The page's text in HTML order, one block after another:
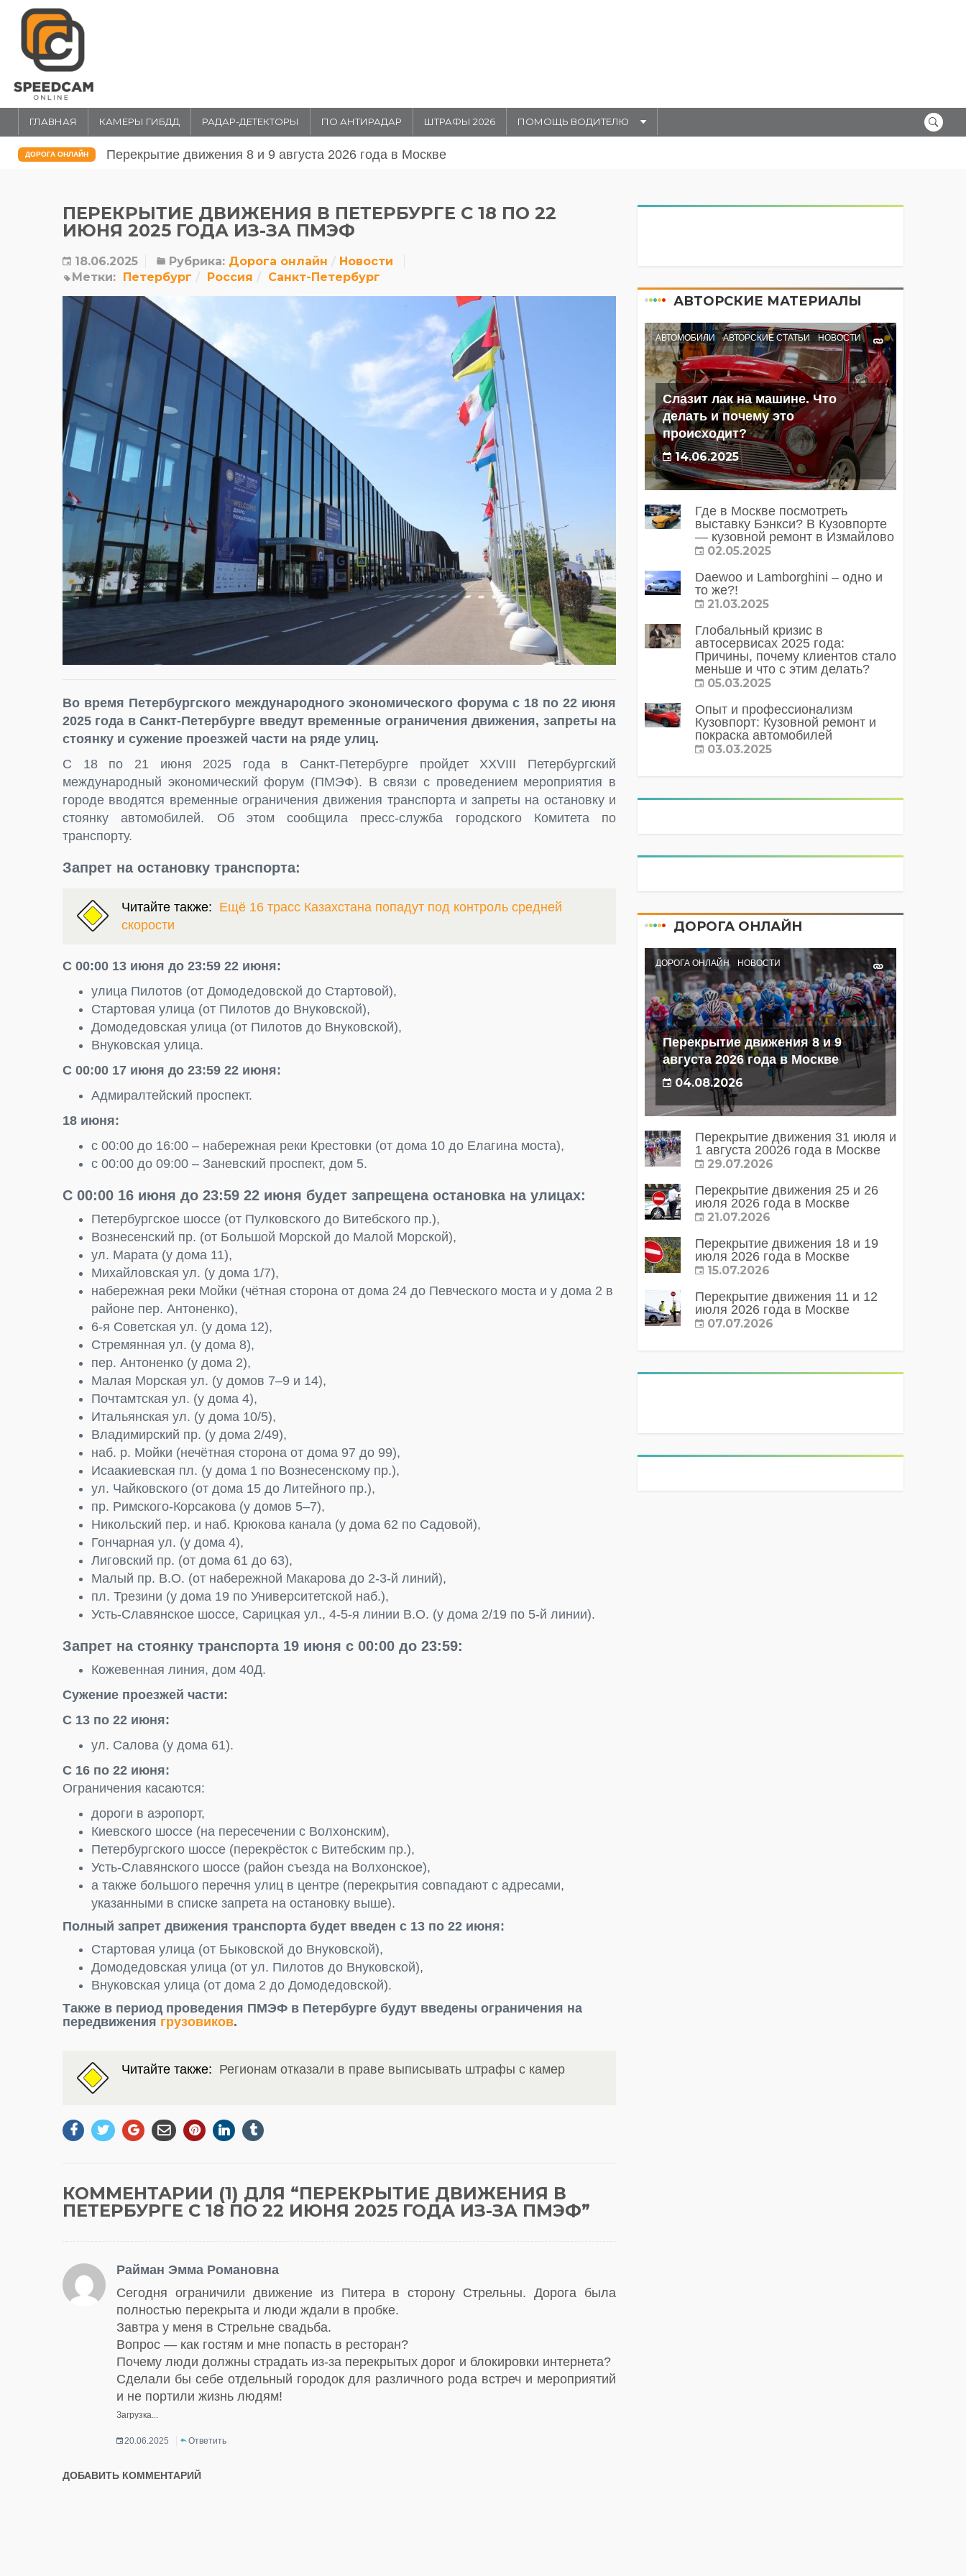
ГЛАВНАЯ КАМЕРЫ ГИБДД РАДАР-ДЕТЕКТОРЫ ПО АНТИРАДАР ШТРАФЫ 2026 ПОМОЩЬ ВОДИТЕЛЮ
ДОРОГА ОНЛАЙН Перекрытие движения 31 июля и 1 августа 20026 года в Москве
ПЕРЕКРЫТИЕ ДВИЖЕНИЯ В ПЕТЕРБУРГЕ С 18 ПО 22
ИЮНЯ 2025 ГОДА ИЗ-ЗА ПМЭФ
18.06.2025 Рубрика: Дорога онлайн
Новости
Метки: Петербург Россия Санкт-Петербург
Во время Петербургского международного экономического форума с 18 по 22 июня
2025 года в Санкт-Петербурге введут временные ограничения движения, запреты на
стоянку и сужение проезжей части на ряде улиц.
С 18 по 21 июня 2025 года в Санкт-Петербурге пройдет XXVIII Петербургский
международный экономический форум (ПМЭФ). В связи с проведением мероприятия в
городе вводятся временные ограничения движения транспорта и запреты на остановку и
стоянку автомобилей. Об этом сообщила пресс-служба городского Комитета по
транспорту.
Запрет на остановку транспорта:
Читайте также: Ещё 16 трасс Казахстана попадут под контроль средней
скорости
С 00:00 13 июня до 23:59 22 июня:
улица Пилотов (от Домодедовской до Стартовой),
Стартовая улица (от Пилотов до Внуковской),
Домодедовская улица (от Пилотов до Внуковской),
Внуковская улица.
С 00:00 17 июня до 23:59 22 июня:
Адмиралтейский проспект.
18 июня:
с 00:00 до 16:00 – набережная реки Крестовки (от дома 10 до Елагина моста),
с 00:00 до 09:00 – Заневский проспект, дом 5.
С 00:00 16 июня до 23:59 22 июня будет запрещена остановка на улицах:
Петербургское шоссе (от Пулковского до Витебского пр.),
Вознесенский пр. (от Большой Морской до Малой Морской),
ул. Марата (у дома 11),
Михайловская ул. (у дома 1/7),
набережная реки Мойки (чётная сторона от дома 24 до Певческого моста и у дома 2 в
районе пер. Антоненко),
6-я Советская ул. (у дома 12),
Стремянная ул. (у дома 8),
пер. Антоненко (у дома 2),
Малая Морская ул. (у домов 7–9 и 14),
Почтамтская ул. (у дома 4),
Итальянская ул. (у дома 10/5),
Владимирский пр. (у дома 2/49),
наб. р. Мойки (нечётная сторона от дома 97 до 99),
Исаакиевская пл. (у дома 1 по Вознесенскому пр.),
ул. Чайковского (от дома 15 до Литейного пр.),
пр. Римского-Корсакова (у домов 5–7),
Никольский пер. и наб. Крюкова канала (у дома 62 по Садовой),
Гончарная ул. (у дома 4),
Лиговский пр. (от дома 61 до 63),
Малый пр. В.О. (от набережной Макарова до 2-3-й линий),
пл. Трезини (у дома 19 по Университетской наб.),
Усть-Славянское шоссе, Сарицкая ул., 4-5-я линии В.О. (у дома 2/19 по 5-й линии).
Запрет на стоянку транспорта 19 июня с 00:00 до 23:59:
Кожевенная линия, дом 40Д.
Сужение проезжей части:
С 13 по 22 июня:
ул. Салова (у дома 61).
С 16 по 22 июня:
Ограничения касаются:
дороги в аэропорт,
Киевского шоссе (на пересечении с Волхонским),
Петербургского шоссе (перекрёсток с Витебским пр.),
Усть-Славянского шоссе (район съезда на Волхонское),
а также большого перечня улиц в центре (перекрытия совпадают с адресами,
указанными в списке запрета на остановку выше).
Полный запрет движения транспорта будет введен с 13 по 22 июня:
Стартовая улица (от Быковской до Внуковской),
Домодедовская улица (от ул. Пилотов до Внуковской),
Внуковская улица (от дома 2 до Домодедовской).
Также в период проведения ПМЭФ в Петербурге будут введены ограничения на
передвижения грузовиков.
Читайте также: Регионам отказали в праве выписывать штрафы с камер
КОММЕНТАРИИ (1) ДЛЯ “ПЕРЕКРЫТИЕ ДВИЖЕНИЯ В
ПЕТЕРБУРГЕ С 18 ПО 22 ИЮНЯ 2025 ГОДА ИЗ-ЗА ПМЭФ”
Райман Эмма Романовна
Сегодня ограничили движение из Питера в сторону Стрельны. Дорога была
полностью перекрыта и люди ждали в пробке.
Завтра у меня в Стрельне свадьба.
Вопрос — как гостям и мне попасть в ресторан?
Почему люди должны страдать из-за перекрытых дорог и блокировки интернета?
Сделали бы себе отдельный городок для различного рода встреч и мероприятий
и не портили жизнь людям!
Загрузка...
20.06.2025 Ответить
ДОБАВИТЬ КОММЕНТАРИЙ
АВТОРСКИЕ МАТЕРИАЛЫ
АВТОМОБИЛИ АВТОРСКИЕ СТАТЬИ НОВОСТИ
Слазит лак на машине. Что
делать и почему это
происходит?
14.06.2025
Где в Москве посмотреть
выставку Бэнкси? В Кузовпорте
— кузовной ремонт в Измайлово
02.05.2025
Daewoo и Lamborghini – одно и
то же?!
21.03.2025
Глобальный кризис в
автосервисах 2025 года:
Причины, почему клиентов стало
меньше и что с этим делать?
05.03.2025
Опыт и профессионализм
Кузовпорт: Кузовной ремонт и
покраска автомобилей
03.03.2025
ДОРОГА ОНЛАЙН
ДОРОГА ОНЛАЙН НОВОСТИ
Перекрытие движения 8 и 9
августа 2026 года в Москве
04.08.2026
Перекрытие движения 31 июля и
1 августа 20026 года в Москве
29.07.2026
Перекрытие движения 25 и 26
июля 2026 года в Москве
21.07.2026
Перекрытие движения 18 и 19
июля 2026 года в Москве
15.07.2026
Перекрытие движения 11 и 12
июля 2026 года в Москве
07.07.2026